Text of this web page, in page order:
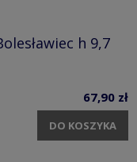
h 9,7
67,90 zł
DO KOSZYKA